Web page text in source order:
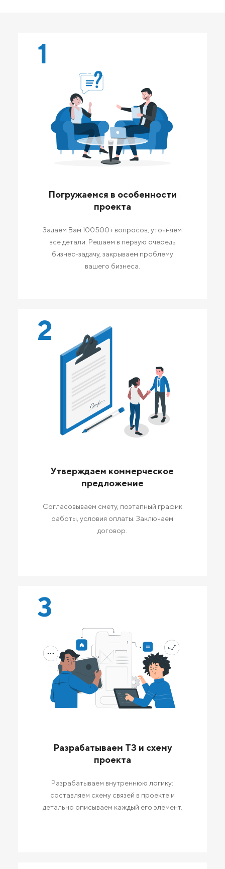
1
Погружаемся в особенности
проекта
Задаем Вам 100500+ вопросов, уточняем
все детали. Решаем в первую очередь
бизнес-задачу, закрываем проблему
вашего бизнеса.
2
Утверждаем коммерческое
предложение
Согласовываем смету, поэтапный график
работы, условия оплаты. Заключаем
договор.
3
Разрабатываем ТЗ и схему
проекта
Разрабатываем внутреннюю логику:
составляем схему связей в проекте и
детально описываем каждый его элемент.